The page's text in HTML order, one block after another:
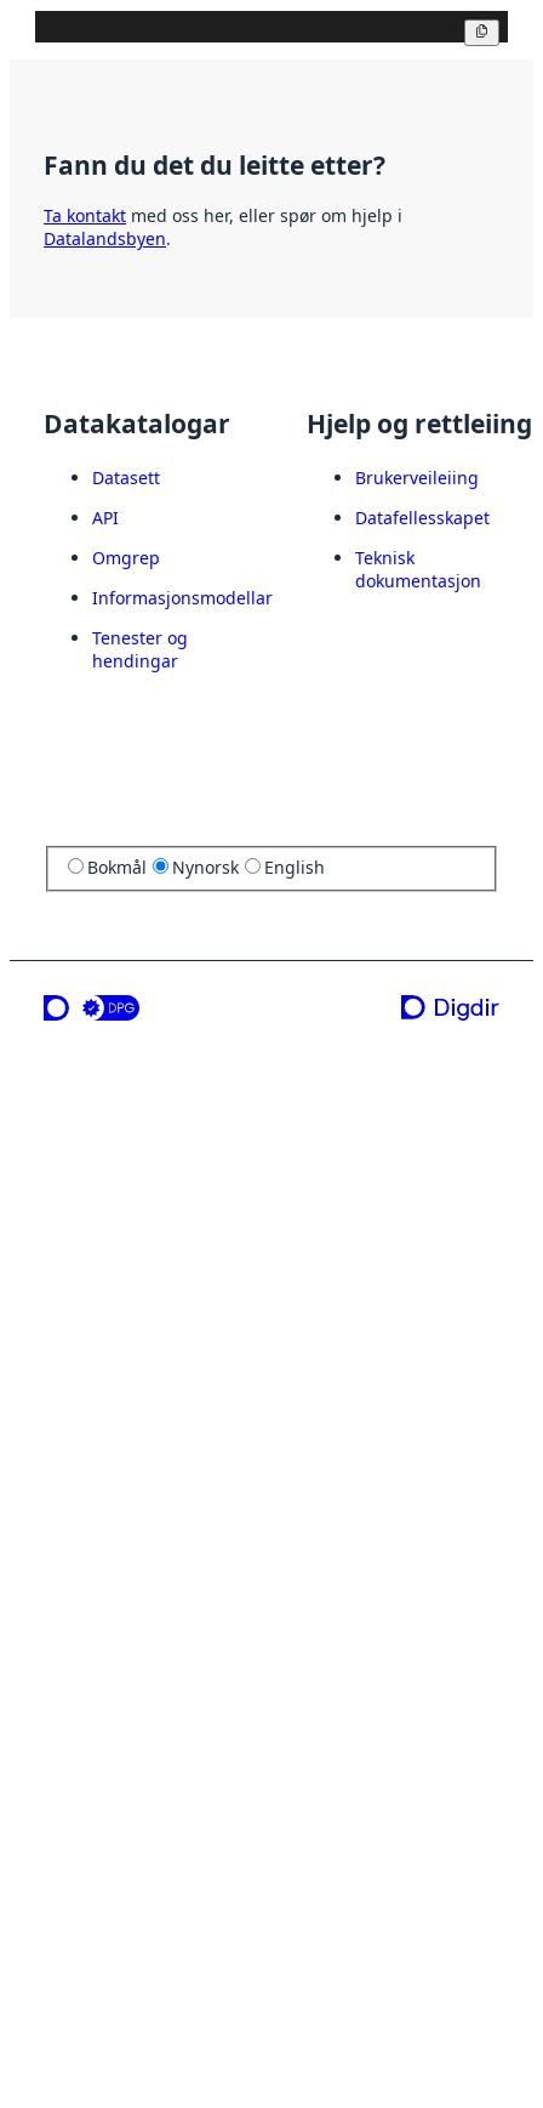
Fann du det du leitte etter?
Ta kontakt med oss her, eller spør om hjelp i
Datalandsbyen.
Datakatalogar
Datasett
API
Omgrep
Informasjonsmodellar
Tenester og
hendingar
Hjelp og rettleiing
Brukerveileiing
Datafellesskapet
Teknisk
dokumentasjon
Bokmål Nynorsk English